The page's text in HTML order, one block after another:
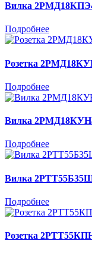
Вилка
Подробнее
Розетка
Подробнее
Вилка
Подробнее
Вилка
Подробнее
Розетка